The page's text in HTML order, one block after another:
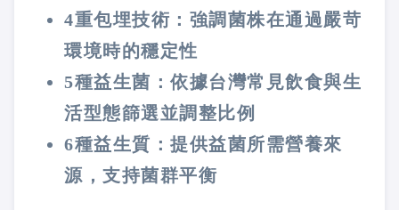
4重包埋技術：強調菌株在通過嚴苛
環境時的穩定性
5種益生菌：依據台灣常見飲食與生
活型態篩選並調整比例
6種益生質：提供益菌所需營養來
源，支持菌群平衡